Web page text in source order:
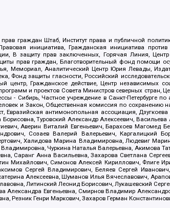
граждан Штаб, Институт права и публичной
инициатива, Гражданская инициатива против
В защиту прав заключенных, Горячая Линия,
прав граждан, Благотворительный фонд помощи
Мемориал, Аналитический Центр Юрия Левады,
Фонд защиты гласности, Российский
Гражданское действие, Центр независимых
и проектов Совета Министров северных стран,
- Сибирь, Частное учреждение в Санкт-Петербурге
и Закон, Общественная комиссия по сохранению
антимонопольная ассоциация,
Туровский Александр Алексеевич, Васильева
Аверин Виталий Евгеньевич, Барахоев Магомед
Созаев Валерий Валерьевич, Каргалицкий
Халидова Марина Владимировна, Людевиг
Чуркина Наталья Валерьевна, Акимова
Саранг Анна Васильевна, Захарова Светлана
Михайлович, Симонов Алексей Кириллович, Флиге
Сергей Владимирович, Беляев Сергей
Алексеевна, Шуманов Илья Вячеславович,
Литинский Леонид Борисович, Лукашевский
Евгеньевна, Смирнов Владимир
Резник Генри Маркович, Захаров Герман